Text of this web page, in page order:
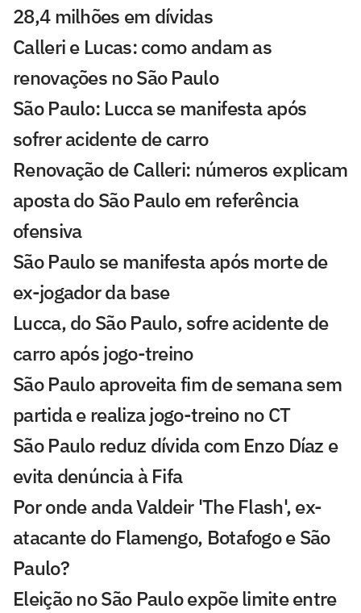
28,4 milhões em dívidas
Calleri e Lucas: como andam as
renovações no São Paulo
São Paulo: Lucca se manifesta após
sofrer acidente de carro
Renovação de Calleri: números explicam
aposta do São Paulo em referência
ofensiva
São Paulo se manifesta após morte de
ex-jogador da base
Lucca, do São Paulo, sofre acidente de
carro após jogo-treino
São Paulo aproveita fim de semana sem
partida e realiza jogo-treino no CT
São Paulo reduz dívida com Enzo Díaz e
evita denúncia à Fifa
Por onde anda Valdeir 'The Flash', ex-
atacante do Flamengo, Botafogo e São
Paulo?
Eleição no São Paulo expõe limite entre